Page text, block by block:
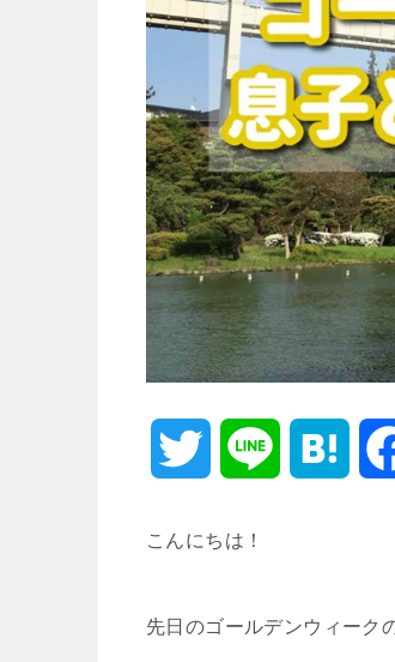
t e e
こんにちは！
先日のゴールデンウィーク